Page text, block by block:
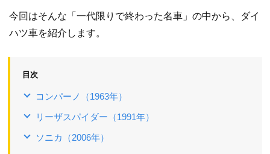
今回はそんな「一代限りで終わった名車」の中から、ダイ
ハツ車を紹介します。
目次
コンパーノ（1963年）
リーザスパイダー（1991年）
ソニカ（2006年）